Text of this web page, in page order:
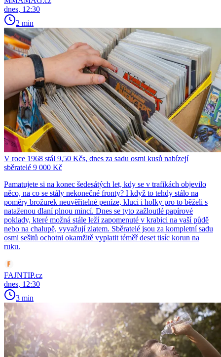
dnes, 12:30
2 min
V roce 1968 stál 9,50 Kčs, dnes za sadu osmi kusů nabízejí
sběratelé 9 000 Kč
Pamatujete si na konec šedesátých let, kdy se v trafikách objevilo
něco, na co se stály nekonečné fronty? I když to tehdy stálo na
poměry brožurek neuvěřitelné peníze, kluci i holky pro to běželi s
nataženou dlaní plnou mincí. Dnes se tyto zažloutlé papírové
poklady, které možná stále leží zapomenuté v krabici na vaší půdě
nebo na chalupě, vyvažují zlatem. Sběratelé jsou za kompletní sadu
osmi sešitů ochotni okamžitě vyplatit téměř deset tisíc korun na
ruku.
FAJNTIP.cz
dnes, 12:30
3 min